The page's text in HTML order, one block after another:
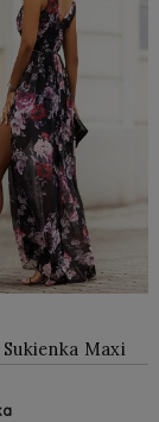
Maxi